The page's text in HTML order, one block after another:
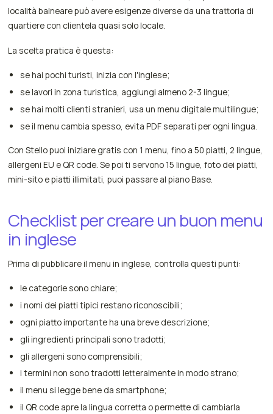
località balneare può avere esigenze diverse da una trattoria di
quartiere con clientela quasi solo locale.
La scelta pratica è questa:
se hai pochi turisti, inizia con l'inglese;
se lavori in zona turistica, aggiungi almeno 2-3 lingue;
se hai molti clienti stranieri, usa un menu digitale multilingue;
se il menu cambia spesso, evita PDF separati per ogni lingua.
Con Stello puoi iniziare gratis con 1 menu, fino a 50 piatti, 2 lingue,
allergeni EU e QR code. Se poi ti servono 15 lingue, foto dei piatti,
mini-sito e piatti illimitati, puoi passare al piano Base.
Checklist per creare un buon menu
in inglese
Prima di pubblicare il menu in inglese, controlla questi punti:
le categorie sono chiare;
i nomi dei piatti tipici restano riconoscibili;
ogni piatto importante ha una breve descrizione;
gli ingredienti principali sono tradotti;
gli allergeni sono comprensibili;
i termini non sono tradotti letteralmente in modo strano;
il menu si legge bene da smartphone;
il QR code apre la lingua corretta o permette di cambiarla